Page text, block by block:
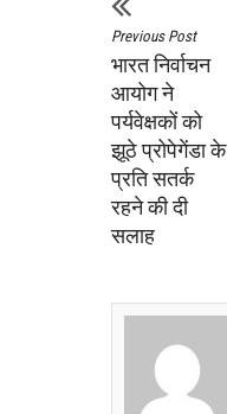
Previous Post
भारत निर्वाचन
आयोग ने
पर्यवेक्षकों को
झूठे प्रोपेगेंडा के
प्रति सतर्क
रहने की दी
सलाह